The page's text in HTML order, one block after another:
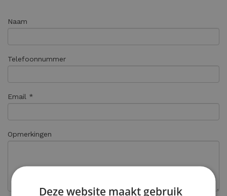
Naam
Telefoonnummer
Email *
Opmerkingen
Deze website maakt gebruik